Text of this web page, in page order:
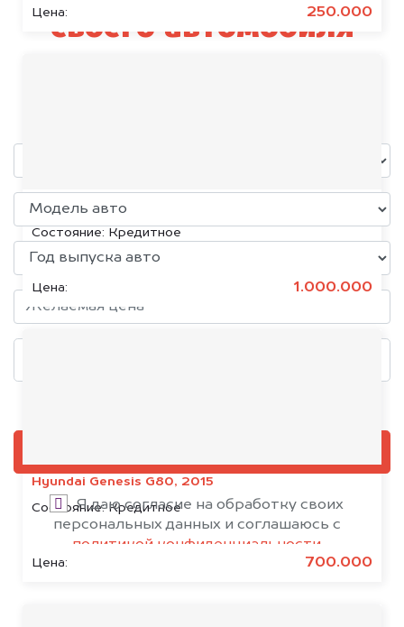
Цена: 250.000
KIA K5, 2020
Состояние: Кредитное
Цена: 1.000.000
Hyundai Genesis G80, 2015
Состояние:Кредитное
Цена: 700.000
своего автомобиля
Я даю согласие на обработку своих
персональных данных и соглашаюсь с
политикой конфиденциальности